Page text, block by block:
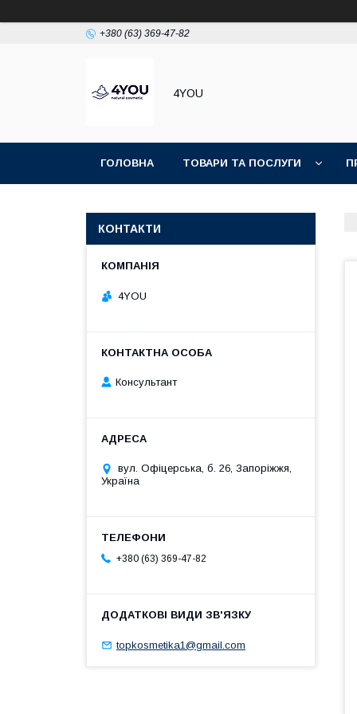
+380 (63) 369-47-82
4YOU
ГОЛОВНА ТОВАРИ ТА ПОСЛУГИ
КОНТАКТИ
4YOU
Консультант
вул. Офіцерська, б. 26, Запоріжжя,
Україна
+380 (63) 369-47-82
topkosmetika1@gmail.com